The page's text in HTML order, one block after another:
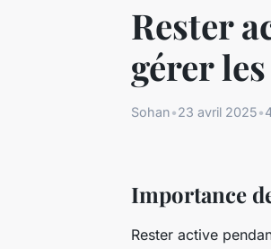
Rester
gérer
Sohan•23 avril 2025•
Importance
Rester active